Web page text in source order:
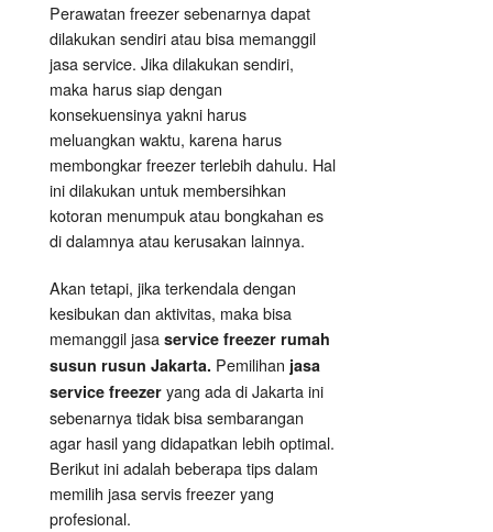
Perawatan freezer sebenarnya dapat
dilakukan sendiri atau bisa memanggil
jasa service. Jika dilakukan sendiri,
maka harus siap dengan
konsekuensinya yakni harus
meluangkan waktu, karena harus
membongkar freezer terlebih dahulu. Hal
ini dilakukan untuk membersihkan
kotoran menumpuk atau bongkahan es
di dalamnya atau kerusakan lainnya.
Akan tetapi, jika terkendala dengan
kesibukan dan aktivitas, maka bisa
memanggil jasa service freezer rumah
susun rusun Jakarta. Pemilihan jasa
service freezer yang ada di Jakarta ini
sebenarnya tidak bisa sembarangan
agar hasil yang didapatkan lebih optimal.
Berikut ini adalah beberapa tips dalam
memilih jasa servis freezer yang
profesional.